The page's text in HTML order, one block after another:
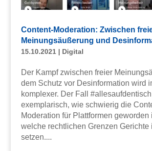
Content-Moderation: Zwischen
Meinungsäußerung und
15.10.2021| Digital
Der Kampf zwischen freier
dem Schutz vor Desinformation wird
komplexer. Der Fall
exemplarisch, wie schwierig die
Moderation für Plattformen geworden
welche rechtlichen Grenzen Gerichte
setzen....